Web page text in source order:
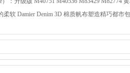
柔软 Damier Denim 3D 棉质帆布塑造精巧都